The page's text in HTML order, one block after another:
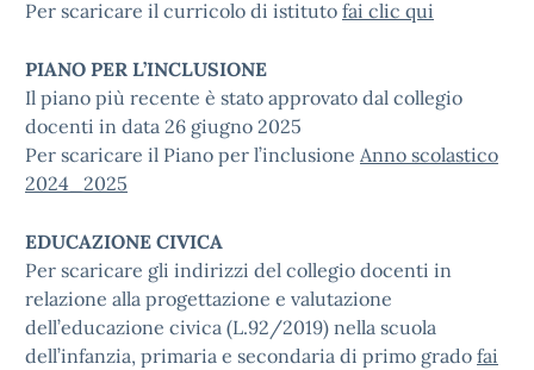
Per scaricare il curricolo di istituto fai clic qui
PIANO PER L’INCLUSIONE
Il piano più recente è stato approvato dal collegio
docenti in data 26 giugno 2025
Per scaricare il Piano per l’inclusione Anno scolastico
2024_2025
EDUCAZIONE CIVICA
Per scaricare gli indirizzi del collegio docenti in
relazione alla progettazione e valutazione
dell’educazione civica (L.92/2019) nella scuola
dell’infanzia, primaria e secondaria di primo grado fai